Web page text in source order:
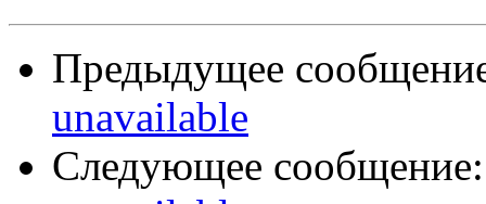
Предыдущее
unavailable
Следующее